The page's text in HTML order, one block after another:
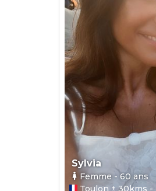
Sylvia
Femme - 60ans
Toulon ± 30kms -